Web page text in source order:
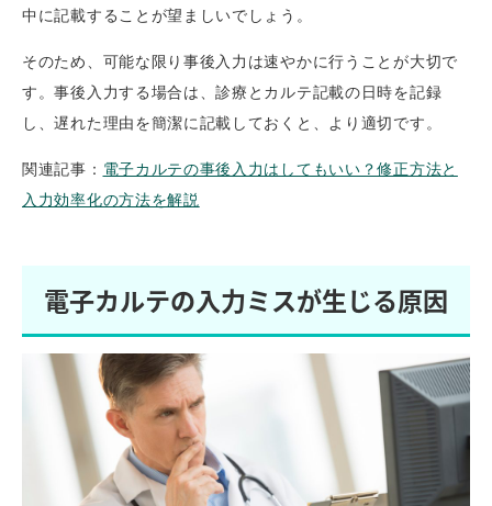
中に記載することが望ましいでしょう。
そのため、可能な限り事後入力は速やかに行うことが大切で
す。事後入力する場合は、診療とカルテ記載の日時を記録
し、遅れた理由を簡潔に記載しておくと、より適切です。
関連記事： 電子カルテの事後入力はしてもいい？修正方法と
入力効率化の方法を解説
電子カルテの入力ミスが生じる原因